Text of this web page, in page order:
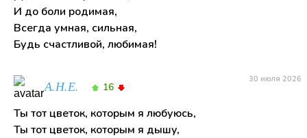
И до боли родимая,
Всегда умная, сильная,
Будь счастливой, любимая!
А.Н.Е. 16
30 июля 2026
Ты тот цветок, которым я любуюсь,
Ты тот цветок, которым я дышу,